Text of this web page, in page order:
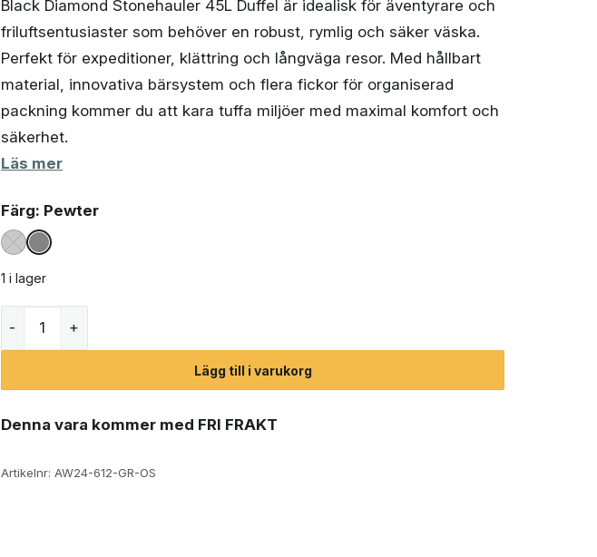
Black Diamond Stonehauler 45L Duffel är idealisk för äventyrare och
friluftsentusiaster som behöver en robust, rymlig och säker väska.
Perfekt för expeditioner, klättring och långväga resor. Med hållbart
material, innovativa bärsystem och flera fickor för organiserad
packning kommer du att kara tuffa miljöer med maximal komfort och
säkerhet.
Läs mer
Färg: Pewter
1 i lager
Lägg till i varukorg
Denna vara kommer med FRI FRAKT
Artikelnr: AW24-612-GR-OS